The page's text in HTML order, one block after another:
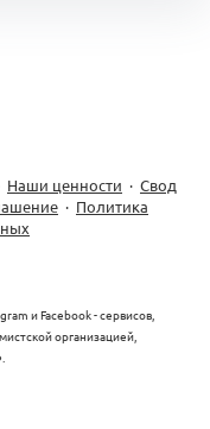
Наши ценности · Свод
· Политика
и Facebook - сервисов,
организацией,